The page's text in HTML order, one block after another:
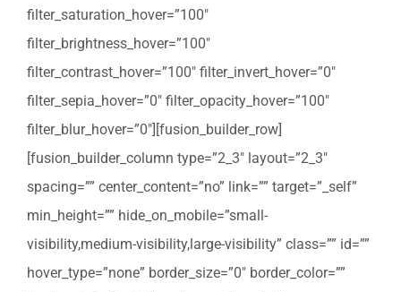
filter_saturation_hover=”100″
filter_brightness_hover=”100″
filter_contrast_hover=”100″ filter_invert_hover=”0″
filter_sepia_hover=”0″ filter_opacity_hover=”100″
filter_blur_hover=”0″][fusion_builder_row]
[fusion_builder_column type=”2_3″ layout=”2_3″
spacing=”” center_content=”no” link=”” target=”_self”
min_height=”” hide_on_mobile=”small-
visibility,medium-visibility,large-visibility” class=”” id=””
hover_type=”none” border_size=”0″ border_color=””